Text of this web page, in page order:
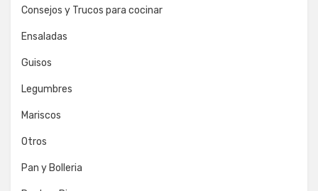
Consejos y Trucos para cocinar
Ensaladas
Guisos
Legumbres
Mariscos
Otros
Pan y Bolleria